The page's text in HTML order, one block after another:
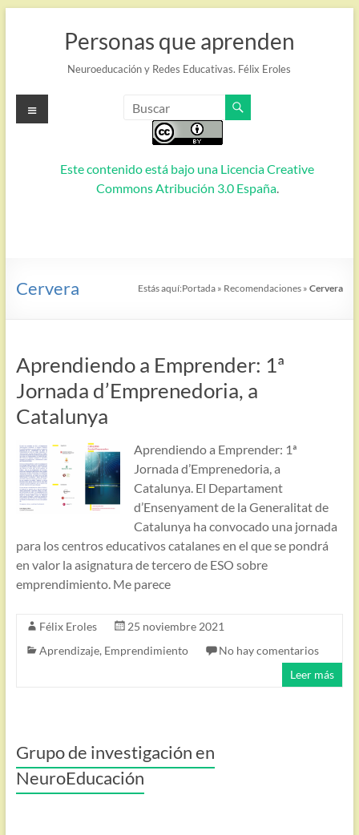
Personas que aprenden
Neuroeducación y Redes Educativas. Félix Eroles
Este contenido está bajo una Licencia Creative
Commons Atribución 3.0 España.
Menú
Cervera Estás aquí:Portada » Recomendaciones »Cervera
Aprendiendo a Emprender: 1ª
Jornada d’Emprenedoria, a
Catalunya
Aprendiendo a Emprender: 1ª
Jornada d’Emprenedoria, a
Catalunya. El Departament
d’Ensenyament de la Generalitat de
Catalunya ha convocado una jornada
para los centros educativos catalanes en el que se pondrá
en valor la asignatura de tercero de ESO sobre
emprendimiento. Me parece
Félix Eroles
25 noviembre 2021
Aprendizaje, Emprendimiento
No hay comentarios
Leer más
Grupo de investigación en
NeuroEducación